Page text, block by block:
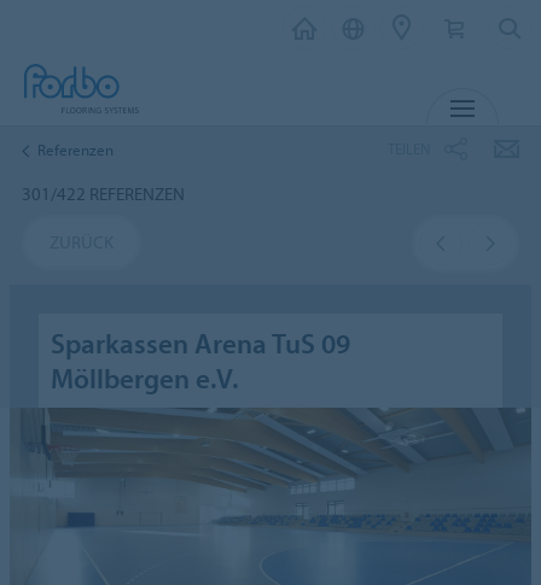
Referenzen
301/422 REFERENZEN
Sparkassen Arena TuS 09
Möllbergen e.V.